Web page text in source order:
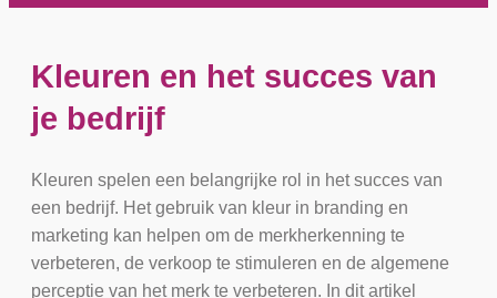
Kleuren en het succes van
je bedrijf
Kleuren spelen een belangrijke rol in het succes van
een bedrijf. Het gebruik van kleur in branding en
marketing kan helpen om de merkherkenning te
verbeteren, de verkoop te stimuleren en de algemene
perceptie van het merk te verbeteren. In dit artikel